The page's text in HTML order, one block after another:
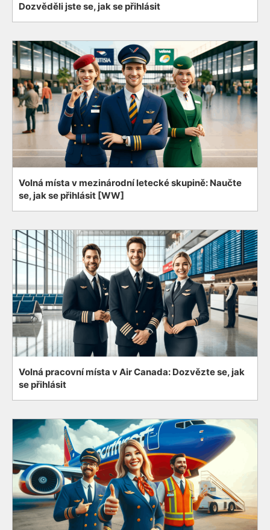
Dozvěděli jste se, jak se přihlásit
Volná místa v mezinárodní letecké skupině: Naučte
se, jak se přihlásit [WW]
Volná pracovní místa v Air Canada: Dozvězte se, jak
se přihlásit